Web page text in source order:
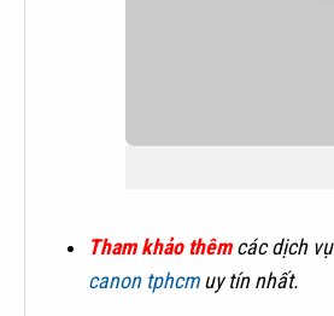
Tham khảo thêmcác dịch
canon tphcmuy tín nhất.